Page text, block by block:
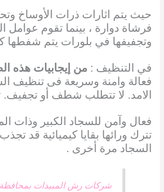
حيث يتم اثارات ذرات الأوساخ
فرشاة دوارة ، بينما تقوم عوامل
وتجفيفها في بلورات يتم شفطها
في التنظيف :من إيجابيات هذه
فعالة وامنة وسريعة فى تنظيف
الامد. لا تتطلب شطف أو
فعال وآمن للسجاد الكبير وذات
تترك ورائها بقايا كيميائية قد
السجاد مرة أخرى .
شركات رش المبيدات